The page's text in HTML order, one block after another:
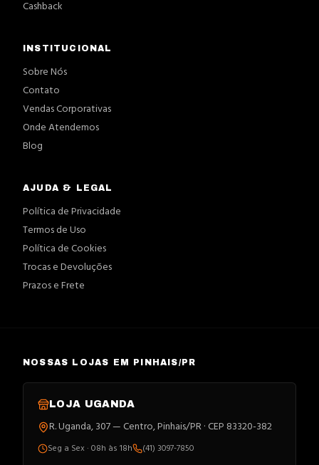
Cashback
INSTITUCIONAL
Sobre Nós
Contato
Vendas Corporativas
Onde Atendemos
Blog
AJUDA & LEGAL
Política de Privacidade
Termos de Uso
Política de Cookies
Trocas e Devoluções
Prazos e Frete
NOSSAS LOJAS EM PINHAIS/PR
LOJA UGANDA
R. Uganda, 307 — Centro, Pinhais/PR · CEP 83320-382
Seg a Sex · 08h às 18h (41) 3097-7850